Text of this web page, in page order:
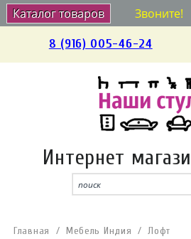
Звоните!
8 (916) 005-46-24
Интернет
Каталог товаров
Главная Мебель Индия
Лофт